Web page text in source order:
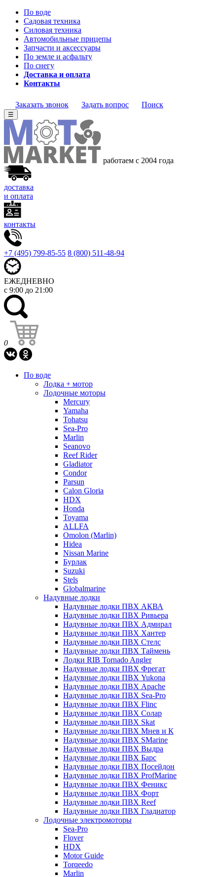
По воде
Садовая техника
Силовая техника
Автомобильные прицепы
Запчасти и аксессуары
По земле и асфальту
По снегу
Доставка и оплата
Контакты
Заказать звонок Задать вопрос Поиск
☰
работаем с 2004 года
доставка
и оплата
контакты
+7 (495) 799-85-55 8 (800) 511-48-94
ЕЖЕДНЕВНО
с 9:00 до 21:00
0
По воде
Лодка + мотор
Лодочные моторы
Mercury
Yamaha
Tohatsu
Sea-Pro
Marlin
Seanovo
Reef Rider
Gladiator
Condor
Parsun
Calon Gloria
HDX
Honda
Toyama
ALLFA
Omolon (Marlin)
Hidea
Nissan Marine
Бурлак
Suzuki
Stels
Globalmarine
Надувные лодки
Надувные лодки ПВХ АКВА
Надувные лодки ПВХ Ривьера
Надувные лодки ПВХ Адмирал
Надувные лодки ПВХ Хантер
Надувные лодки ПВХ Стелс
Надувные лодки ПВХ Таймень
Лодки RIB Tornado Angler
Надувные лодки ПВХ Фрегат
Надувные лодки ПВХ Yukona
Надувные лодки ПВХ Apache
Надувные лодки ПВХ Sea-Pro
Надувные лодки ПВХ Flinc
Надувные лодки ПВХ Солар
Надувные лодки ПВХ Skat
Надувные лодки ПВХ Мнев и К
Надувные лодки ПВХ SMarine
Надувные лодки ПВХ Выдра
Надувные лодки ПВХ Барс
Надувные лодки ПВХ Посейдон
Надувные лодки ПВХ ProfMarine
Надувные лодки ПВХ Феникс
Надувные лодки ПВХ Форт
Надувные лодки ПВХ Reef
Надувные лодки ПВХ Гладиатор
Лодочные электромоторы
Sea-Pro
Flover
HDX
Motor Guide
Torqeedo
Marlin